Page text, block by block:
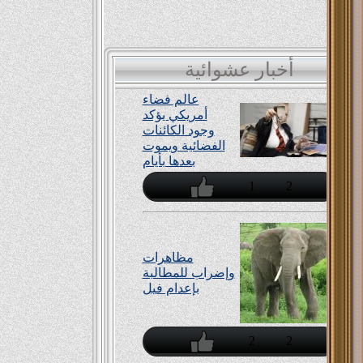
أخبار عشوائية
عالم فضاء
أمريكي يؤكد
وجود الكائنات
الفضائية ويموت
بعدها بأيام
1
2
مظاهرات
وإضراب للمطالبة
بإعدام فيل
2 2